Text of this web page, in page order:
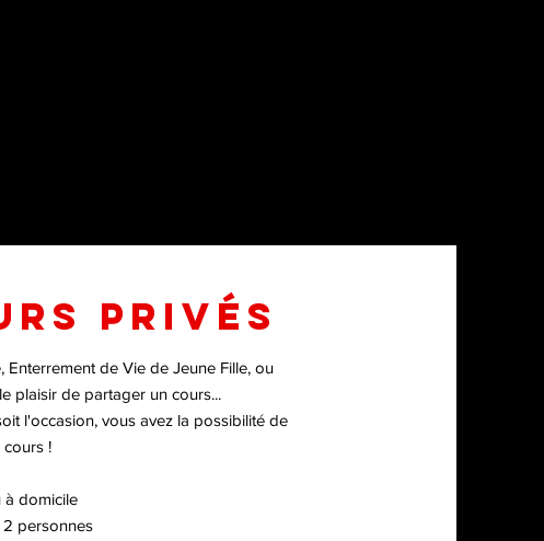
PRIvÉS
Enterrement de Vie de Jeune Fille, ou
plaisir de partager un cours...
l'occasion, vous avez la possibilité de
cours !
à domicile
personnes